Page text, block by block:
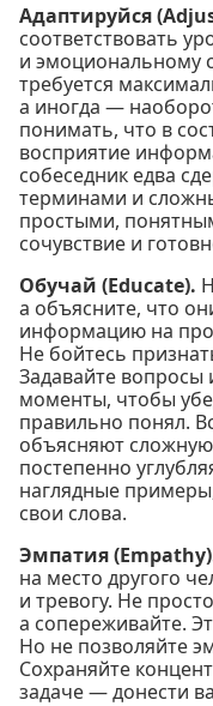
Адаптируйся
соответствовать
и эмоциональному
требуется
а иногда —
понимать, что в
восприятие
собеседник едва
терминами и
простыми,
сочувствие и
Обучай (Educate).
а объясните, что
информацию на
Не бойтесь
Задавайте
моменты, чтобы
правильно понял.
объясняют
постепенно
наглядные
свои слова.
Эмпатия
на место другого
и тревогу. Не
а сопереживайте.
Но не позволяйте
Сохраняйте
задаче — донести